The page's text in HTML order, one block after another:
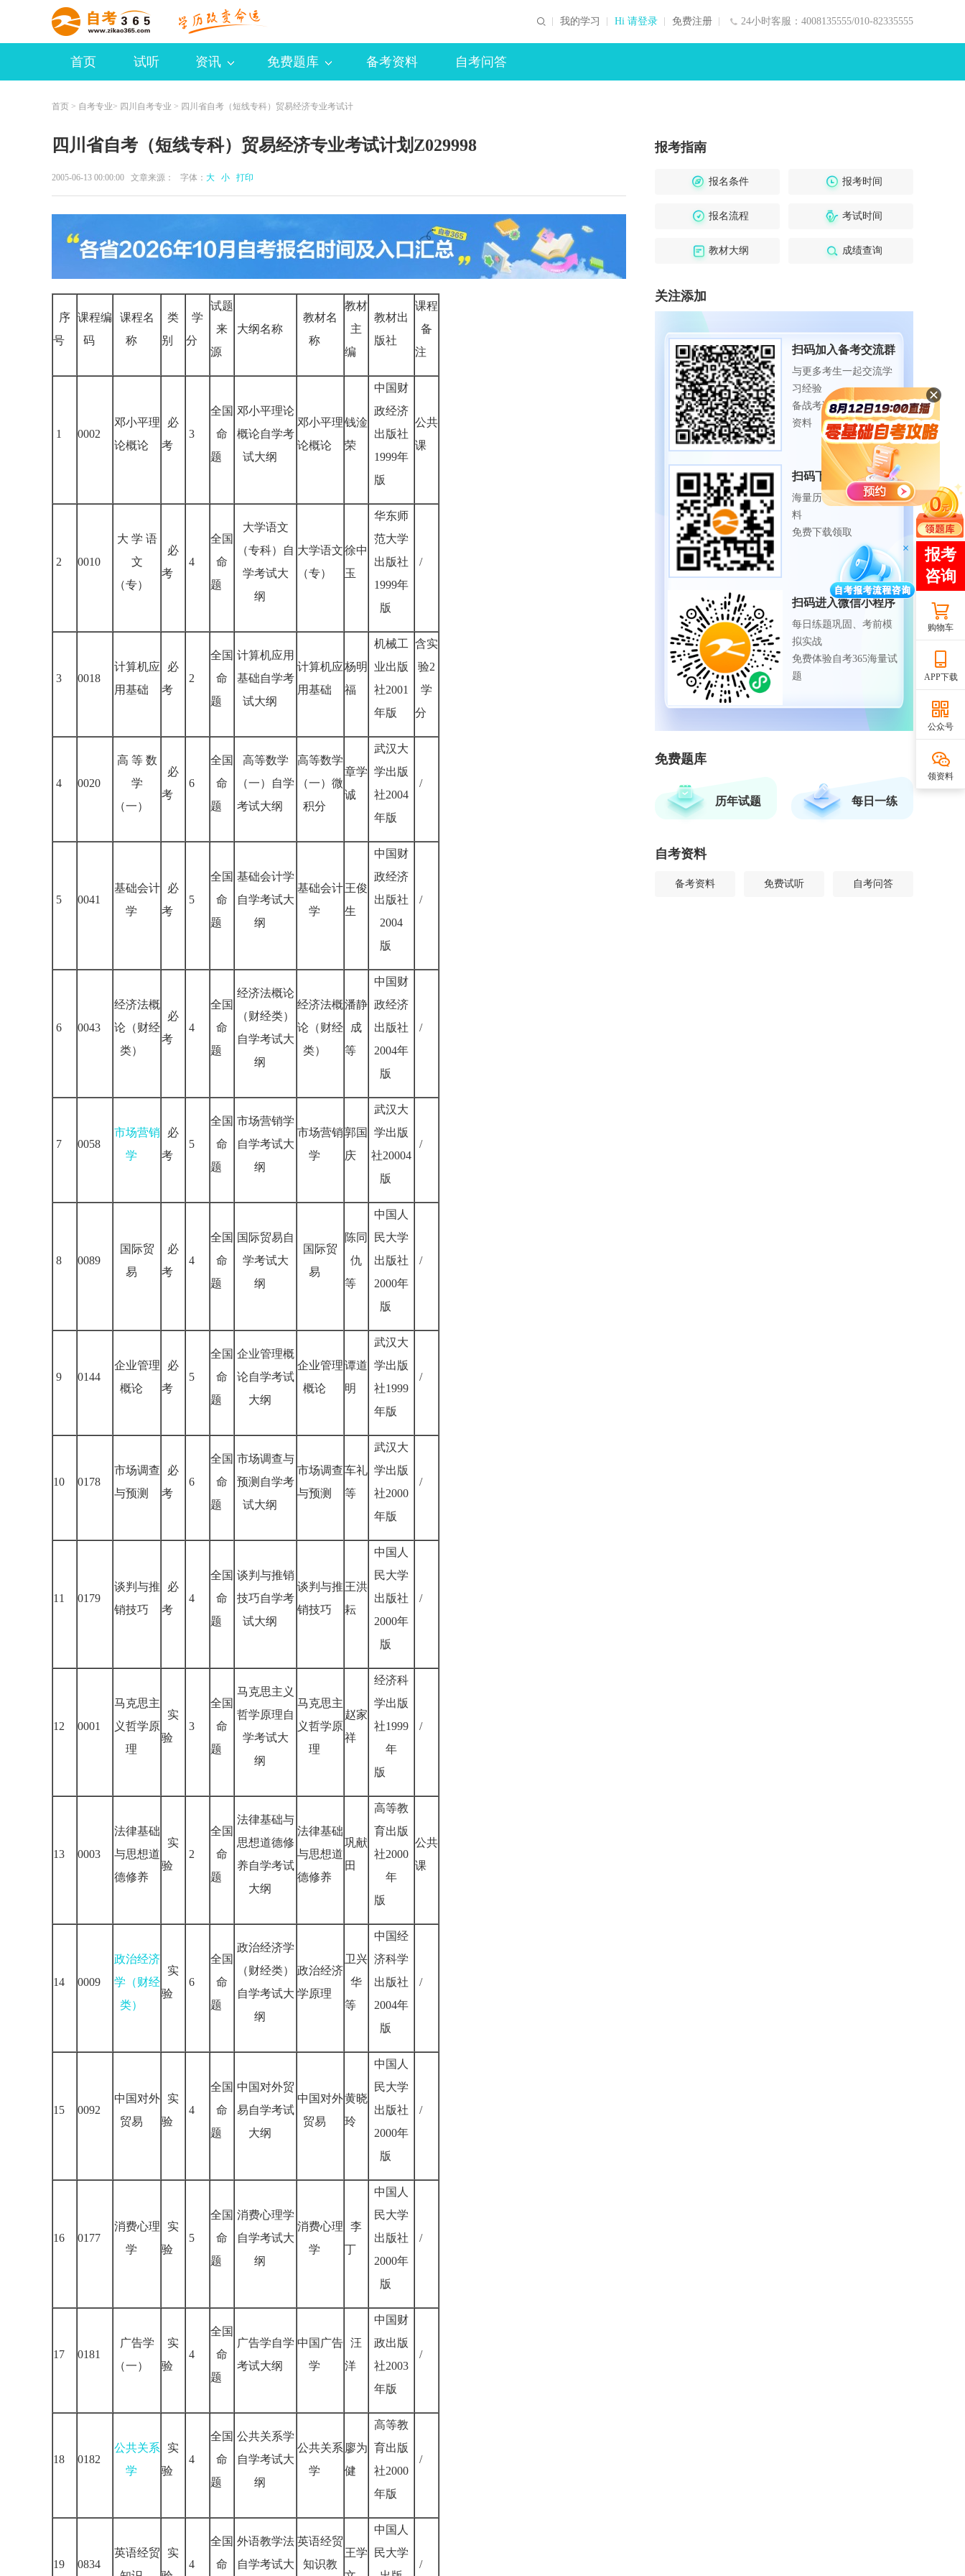
24小时客服：4008135555/010-82335555
我的学习 Hi 请登录 免费注册
首页 试听 资讯 免费题库 备考资料 自考问答
首页 > 自考专业> 四川自考专业 > 四川省自考（短线专科）贸易经济专业考试计
四川省自考（短线专科）贸易经济专业考试计划Z029998
2005-06-13 00:00:00 文章来源： 字体： 大 小 打印
序
号
课程编
码
课程名
称
类
别
学
分
试题
来
源
大纲名称
教材名
称
教材
主
编
教材出
版社
课程
备
注
1 0002
邓小平理
论概论
必
考
3
全国
命
题
邓小平理论
概论自学考
试大纲
邓小平理
论概论
钱淦
荣
中国财
政经济
出版社
1999年
版
公共
课
2 0010
大 学 语
文
（专）
必
考
4
全国
命
题
大学语文
（专科）自
学考试大
纲
大学语文
（专）
徐中
玉
华东师
范大学
出版社
1999年
版
/
3 0018
计算机应
用基础
必
考
2
全国
命
题
计算机应用
基础自学考
试大纲
计算机应
用基础
杨明
福
机械工
业出版
社2001
年版
含实
验2
学
分
4 0020
高 等 数
学
（一）
必
考
6
全国
命
题
高等数学
（一）自学
考试大纲
高等数学
（一）微
积分
章学
诚
武汉大
学出版
社2004
年版
/
5 0041
基础会计
学
必
考
5
全国
命
题
基础会计学
自学考试大
纲
基础会计
学
王俊
生
中国财
政经济
出版社
2004
版
/
6 0043
经济法概
论（财经
类）
必
考
4
全国
命
题
经济法概论
（财经类）
自学考试大
纲
经济法概
论（财经
类）
潘静
成
等
中国财
政经济
出版社
2004年
版
/
7 0058
市场营销
学
必
考
5
全国
命
题
市场营销学
自学考试大
纲
市场营销
学
郭国
庆
武汉大
学出版
社20004
版
/
8 0089
国际贸
易
必
考
4
全国
命
题
国际贸易自
学考试大
纲
国际贸
易
陈同
仇
等
中国人
民大学
出版社
2000年
版
/
9 0144
企业管理
概论
必
考
5
全国
命
题
企业管理概
论自学考试
大纲
企业管理
概论
谭道
明
武汉大
学出版
社1999
年版
/
10 0178
市场调查
与预测
必
考
6
全国
命
题
市场调查与
预测自学考
试大纲
市场调查
与预测
车礼
等
武汉大
学出版
社2000
年版
/
11 0179
谈判与推
销技巧
必
考
4
全国
命
题
谈判与推销
技巧自学考
试大纲
谈判与推
销技巧
王洪
耘
中国人
民大学
出版社
2000年
版
/
12 0001
马克思主
义哲学原
理
实
验
3
全国
命
题
马克思主义
哲学原理自
学考试大
纲
马克思主
义哲学原
理
赵家
祥
经济科
学出版
社1999
年
版
/
13 0003
法律基础
与思想道
德修养
实
验
2
全国
命
题
法律基础与
思想道德修
养自学考试
大纲
法律基础
与思想道
德修养
巩献
田
高等教
育出版
社2000
年
版
公共
课
14 0009
政治经济
学（财经
类）
实
验
6
全国
命
题
政治经济学
（财经类）
自学考试大
纲
政治经济
学原理
卫兴
华
等
中国经
济科学
出版社
2004年
版
/
15 0092
中国对外
贸易
实
验
4
全国
命
题
中国对外贸
易自学考试
大纲
中国对外
贸易
黄晓
玲
中国人
民大学
出版社
2000年
版
/
16 0177
消费心理
学
实
验
5
全国
命
题
消费心理学
自学考试大
纲
消费心理
学
李
丁
中国人
民大学
出版社
2000年
版
/
17 0181
广告学
（一）
实
验
4
全国
命
题
广告学自学
考试大纲
中国广告
学
汪
洋
中国财
政出版
社2003
年版
/
18 0182
公共关系
学
实
验
4
全国
命
题
公共关系学
自学考试大
纲
公共关系
学
廖为
健
高等教
育出版
社2000
年版
/
19 0834
英语经贸
实
4
全国
命
外语教学法
自学考试大
英语经贸
知识教
王学
中国人
民大学
/
报考指南
报名条件 报考时间
报名流程 考试时间
教材大纲 成绩查询
关注添加
扫码加入备考交流群
与更多考生一起交流学
习经验
备战考试，获取试题及
资料
扫码下载APP
海量历年试题、备考资
料
免费下载领取
扫码进入微信小程序
每日练题巩固、考前模
拟实战
免费体验自考365海量试
题
免费题库
历年试题 每日一练
自考资料
备考资料 免费试听 自考问答
购物车
APP下载
公众号
领资料